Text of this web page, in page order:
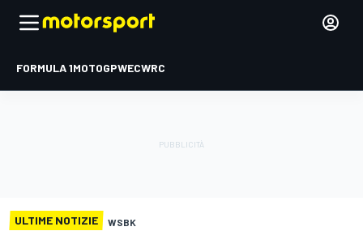
FORMULA 1MOTOGPWECWRC
ULTIME NOTIZIE WSBK